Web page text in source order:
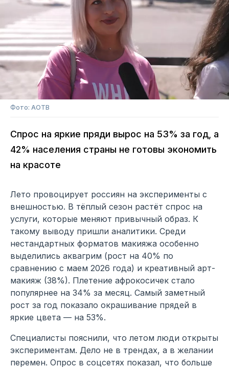
Фото: АОТВ
Спрос на яркие пряди вырос на 53% за год, а
42% населения страны не готовы экономить
на красоте
Лето провоцирует россиян на эксперименты с
внешностью. В тёплый сезон растёт спрос на
услуги, которые меняют привычный образ. К
такому выводу пришли аналитики. Среди
нестандартных форматов макияжа особенно
выделились аквагрим (рост на 40% по
сравнению с маем 2026 года) и креативный арт-
макияж (38%). Плетение афрокосичек стало
популярнее на 34% за месяц. Самый заметный
рост за год показало окрашивание прядей в
яркие цвета — на 53%.
Специалисты пояснили, что летом люди открыты
экспериментам. Дело не в трендах, а в желании
перемен. Опрос в соцсетях показал, что больше